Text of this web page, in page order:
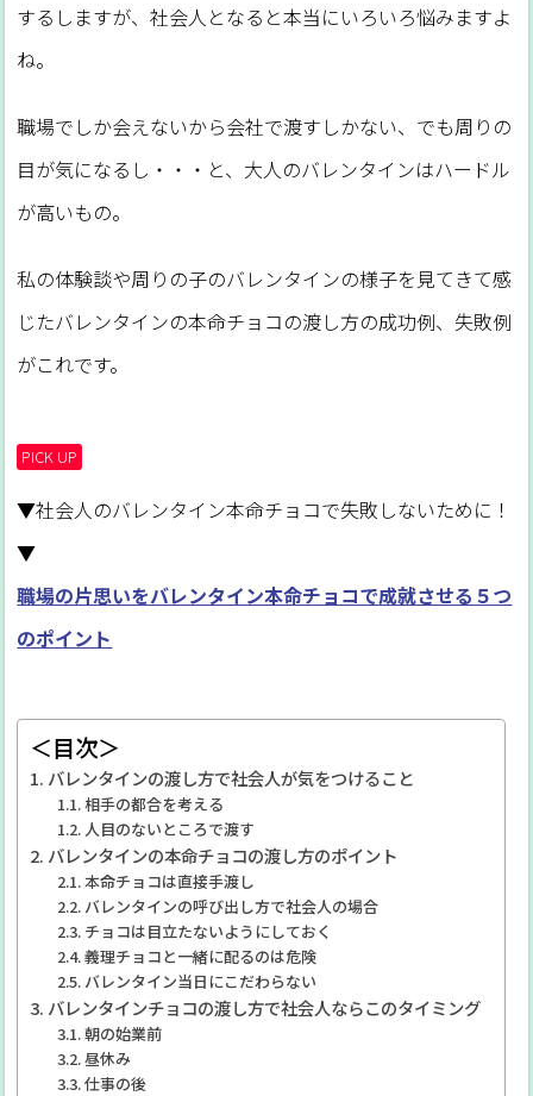
するしますが、社会人となると本当にいろいろ悩みますよ
ね。
職場でしか会えないから会社で渡すしかない、でも周りの
目が気になるし・・・と、大人のバレンタインはハードル
が高いもの。
私の体験談や周りの子のバレンタインの様子を見てきて感
じたバレンタインの本命チョコの渡し方の成功例、失敗例
がこれです。
PICK UP
▼社会人のバレンタイン本命チョコで失敗しないために！
▼
職場の片思いをバレンタイン本命チョコで成就させる５つ
のポイント
＜目次＞
バレンタインの渡し方で社会人が気をつけること
相手の都合を考える
人目のないところで渡す
バレンタインの本命チョコの渡し方のポイント
本命チョコは直接手渡し
バレンタインの呼び出し方で社会人の場合
チョコは目立たないようにしておく
義理チョコと一緒に配るのは危険
バレンタイン当日にこだわらない
バレンタインチョコの渡し方で社会人ならこのタイミング
朝の始業前
昼休み
仕事の後